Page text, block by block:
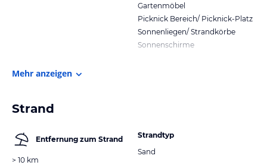
Gartenmöbel
Picknick Bereich/ Picknick-Platz
Sonnenliegen/ Strandkörbe
Sonnenschirme
Mehr anzeigen
Strand
Entfernung zum Strand
> 10 km
Strandtyp
Sand